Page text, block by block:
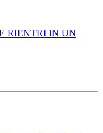
RIENTRI IN UN